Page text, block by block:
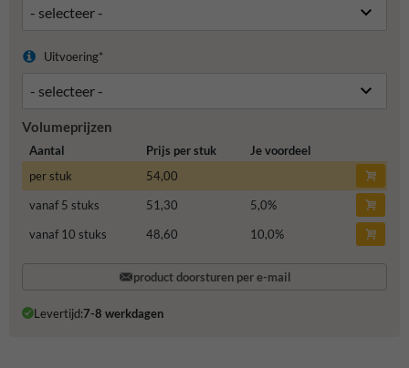
Uitvoering*
Volumeprijzen
Aantal Prijs per stuk
Je voordeel
per stuk
54,00
vanaf 5 stuks
51,30 5,0%
vanaf 10 stuks
48,60 10,0%
product doorsturen per e-mail
Levertijd:7-8 werkdagen